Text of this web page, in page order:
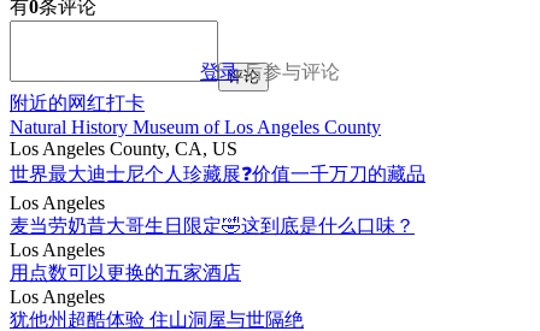
有0条评论
登录后参与评论
评论
附近的网红打卡
Natural History Museum of Los Angeles County
Los Angeles County, CA, US
世界最大迪士尼个人珍藏展❓价值一千万刀的藏品
Los Angeles
麦当劳奶昔大哥生日限定🤣这到底是什么口味？
Los Angeles
用点数可以更换的五家酒店
Los Angeles
犹他州超酷体验 住山洞屋与世隔绝